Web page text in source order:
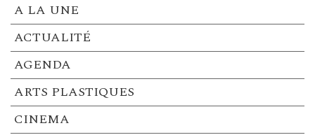
A LA UNE
ACTUALITÉ
AGENDA
ARTS PLASTIQUES
CINEMA